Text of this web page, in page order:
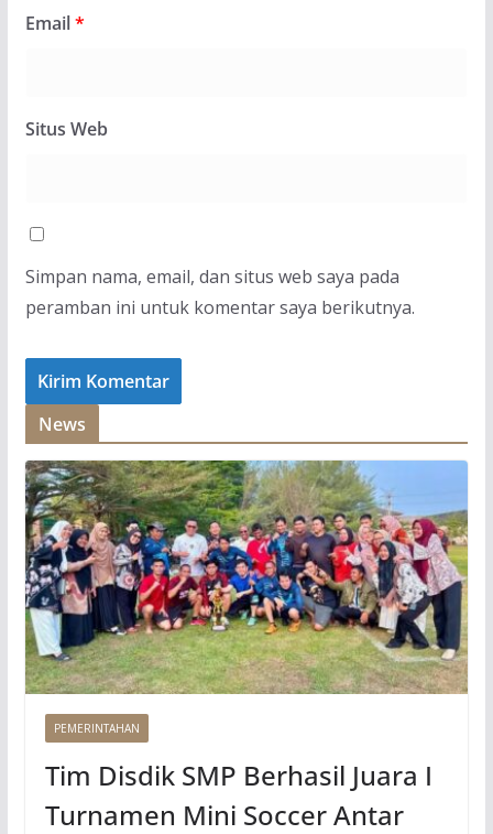
Email*
Situs Web
Simpan nama, email, dan situs web saya pada
peramban ini untuk komentar saya berikutnya.
News
PEMERINTAHAN
Tim Disdik SMP Berhasil Juara I
Turnamen Mini Soccer Antar